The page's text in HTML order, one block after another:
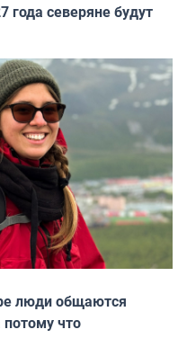
года северяне будут
люди общаются
потому что